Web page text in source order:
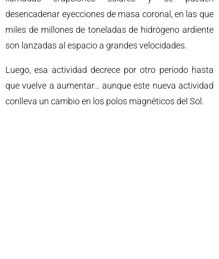
desencadenar eyecciones de masa coronal, en las que
miles de millones de toneladas de hidrógeno ardiente
son lanzadas al espacio a grandes velocidades.
Luego, esa actividad decrece por otro periodo hasta
que vuelve a aumentar… aunque este nueva actividad
conlleva un cambio en los polos magnéticos del Sol.